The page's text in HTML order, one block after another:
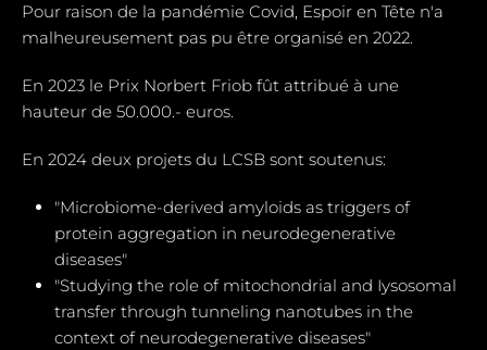
Pour raison de la pandémie Covid, Espoir en Tête n'a
malheureusement pas pu être organisé en 2022.
En 2023 le Prix Norbert Friob fût attribué à une
hauteur de 50.000.- euros.
En 2024 deux projets du LCSB sont soutenus:
"Microbiome-derived amyloids as triggers of
protein aggregation in neurodegenerative
diseases"
"Studying the role of mitochondrial and Iysosomal
transfer through tunneling nanotubes in the
context of neurodegenerative diseases"